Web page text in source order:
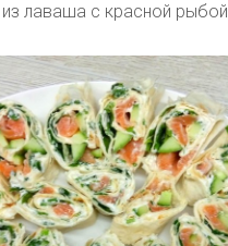
из лаваша с красной рыбой